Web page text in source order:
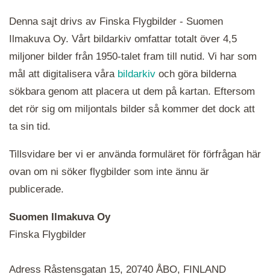
ikoner är det en serie i varje. Utplacerade bilder
Denna sajt drivs av Finska Flygbilder - Suomen
Ilmakuva Oy. Vårt bildarkiv omfattar totalt över 4,5
miljoner bilder från 1950-talet fram till nutid. Vi har som
mål att digitalisera våra bildarkiv och göra bilderna
sökbara genom att placera ut dem på kartan. Eftersom
det rör sig om miljontals bilder så kommer det dock att
ta sin tid.
Tillsvidare ber vi er använda formuläret för förfrågan här
ovan om ni söker flygbilder som inte ännu är
publicerade.
Suomen Ilmakuva Oy
Finska Flygbilder
Adress Råstensgatan 15, 20740 ÅBO, FINLAND